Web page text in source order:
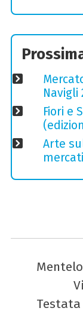
Navigli
Fiori e
Arte